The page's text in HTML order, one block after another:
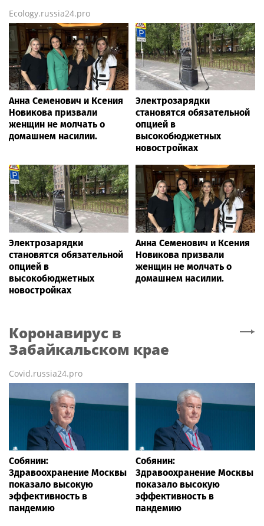
Ecology.russia24.pro
Анна Семенович и Ксения
Новикова призвали
женщин не молчать о
домашнем насилии.
Электрозарядки
становятся обязательной
опцией в
высокобюджетных
новостройках
Электрозарядки
становятся обязательной
опцией в
высокобюджетных
новостройках
Анна Семенович и Ксения
Новикова призвали
женщин не молчать о
домашнем насилии.
Коронавирус в
Забайкальском крае
Covid.russia24.pro
Собянин:
Здравоохранение Москвы
показало высокую
эффективность в
пандемию
Собянин:
Здравоохранение Москвы
показало высокую
эффективность в
пандемию